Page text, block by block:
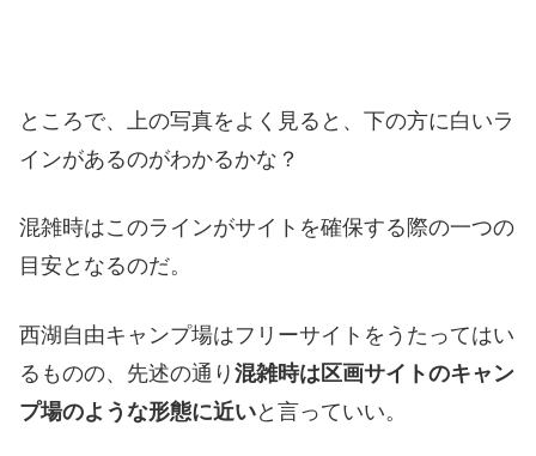
ところで、上の写真をよく見ると、下の方に白いラ
インがあるのがわかるかな？
混雑時はこのラインがサイトを確保する際の一つの
目安となるのだ。
西湖自由キャンプ場はフリーサイトをうたってはい
るものの、先述の通り 混雑時は区画サイトのキャン
プ場のような形態に近いと言っていい。